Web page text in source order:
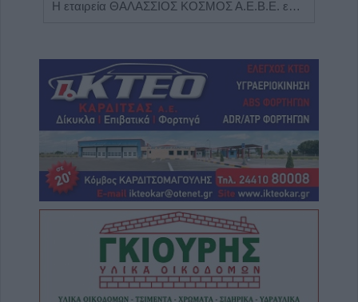
Η εταιρεία ΘΑΛΑΣΣΙΟΣ ΚΟΣΜΟΣ Α.Ε.Β.Ε. επιθυμεί να προσλάβει Αποθηκάριο